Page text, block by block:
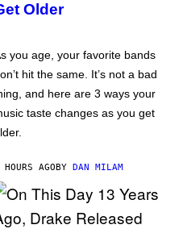
Older
you age, your favorite bands
hit the same. It’s not a bad
and here are 3 ways your
taste changes as you get
AGOBY DAN MILAM